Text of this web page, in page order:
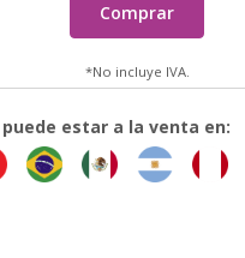
Comprar
*No incluye IVA.
estar a la venta en: